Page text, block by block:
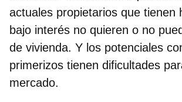
actuales propietarios que tienen
bajo interés no quieren o no
de vivienda. Y los potenciales
primerizos tienen dificultades
mercado.